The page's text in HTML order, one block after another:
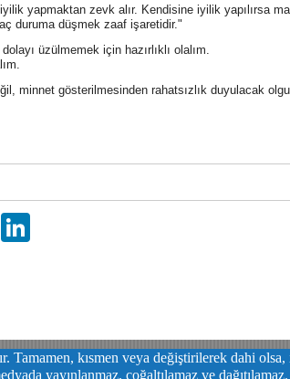
yapmaktan zevk alır. Kendisine iyilik yapılırsa
duruma düşmek zaaf işaretidir."
üzülmemek için hazırlıklı olalım.
minnet gösterilmesinden rahatsızlık duyulacak
Gmail
Tamamen, kısmen veya değiştirilerek dahi
yayınlanmaz, çoğaltılamaz ve dağıtılamaz.